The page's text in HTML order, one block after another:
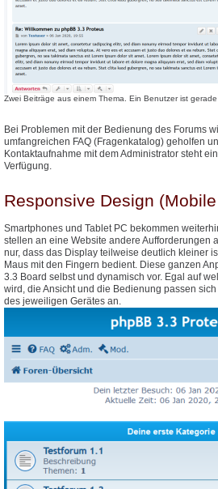
Zwei Beiträge aus einem Thema. Ein Benutzer ist
Bei Problemen mit der Bedienung des Forums
umfangreichen FAQ (Fragenkatalog) geholfen
Kontaktaufnahme mit dem Administrator steht
Verfügung.
Responsive Design
Smartphones und Tablet PC bekommen
stellen an eine Website andere Aufforderungen
nur, dass das Display teilweise deutlich kleiner
Maus mit den Fingern bedient. Diese ganzen
3.3 Board selbst und dynamisch vor. Egal auf
wird, die Ansicht und die Bedienung passen
des jeweiligen Gerätes an.